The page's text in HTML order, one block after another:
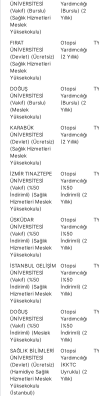
ÜNİVERSİTESİ
(Vakıf) (Burslu)
(Sağlık Hizmetleri
Meslek
Yüksekokulu)
Yardımcılığı
(Burslu) (2
Yıllık)
FIRAT
ÜNİVERSİTESİ
(Devlet) (Ücretsiz)
(Sağlık Hizmetleri
Meslek
Yüksekokulu)
Otopsi
Yardımcılığı
(2 Yıllık)
DOĞUŞ
ÜNİVERSİTESİ
(Vakıf) (Burslu)
(Meslek
Yüksekokulu)
Otopsi
Yardımcılığı
(Burslu) (2
Yıllık)
KARABÜK
ÜNİVERSİTESİ
(Devlet) (Ücretsiz)
(Sağlık Hizmetleri
Meslek
Yüksekokulu)
Otopsi
Yardımcılığı
(2 Yıllık)
İZMİR TINAZTEPE
ÜNİVERSİTESİ
(Vakıf) (%50
İndirimli) (Sağlık
Hizmetleri Meslek
Yüksekokulu)
Otopsi
Yardımcılığı
(%50
İndirimli) (2
Yıllık)
ÜSKÜDAR
ÜNİVERSİTESİ
(Vakıf) (%50
İndirimli) (Sağlık
Hizmetleri Meslek
Yüksekokulu)
Otopsi
Yardımcılığı
(%50
İndirimli) (2
Yıllık)
İSTANBUL GELİŞİM
ÜNİVERSİTESİ
(Vakıf) (%50
İndirimli) (Sağlık
Hizmetleri Meslek
Yüksekokulu)
Otopsi
Yardımcılığı
(%50
İndirimli) (2
Yıllık)
DOĞUŞ
ÜNİVERSİTESİ
(Vakıf) (%50
İndirimli) (Meslek
Yüksekokulu)
Otopsi
Yardımcılığı
(%50
İndirimli) (2
Yıllık)
SAĞLIK BİLİMLERİ
ÜNİVERSİTESİ
(Devlet) (Ücretsiz)
(Hamidiye Sağlık
Hizmetleri Meslek
Yüksekokulu
(İstanbul))
Otopsi
Yardımcılığı
(KKTC
Uyruklu) (2
Yıllık)